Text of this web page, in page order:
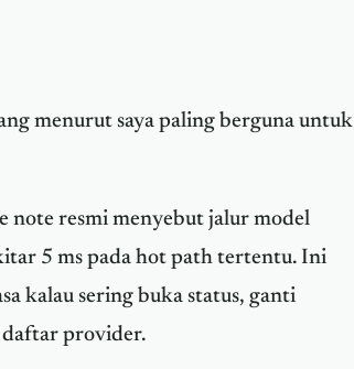
menurut saya paling berguna untuk
note resmi menyebut jalur model
5 ms pada hot path tertentu. Ini
kalau sering buka status, ganti
daftar provider.